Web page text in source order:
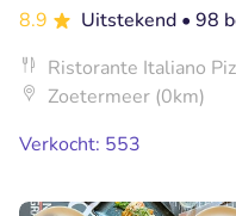
8.9
Uitstekend • 98
Ristorante Italiano
Zoetermeer (0km)
Verkocht: 553